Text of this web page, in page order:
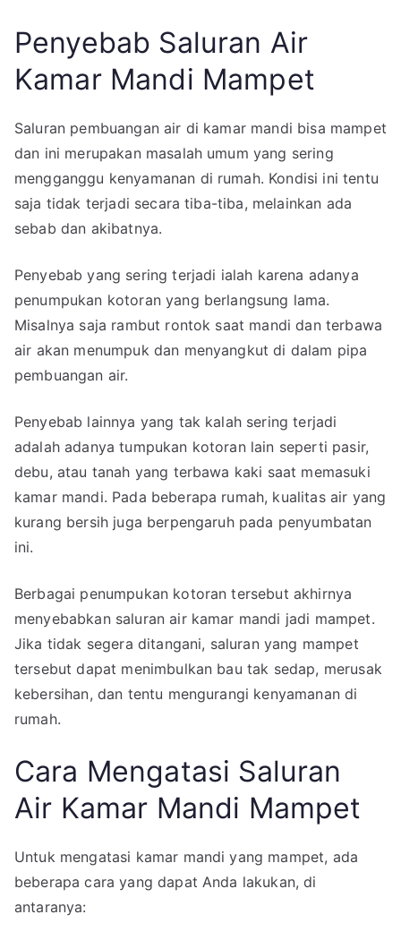
Penyebab Saluran Air
Kamar Mandi Mampet
Saluran pembuangan air di kamar mandi bisa mampet
dan ini merupakan masalah umum yang sering
mengganggu kenyamanan di rumah. Kondisi ini tentu
saja tidak terjadi secara tiba-tiba, melainkan ada
sebab dan akibatnya.
Penyebab yang sering terjadi ialah karena adanya
penumpukan kotoran yang berlangsung lama.
Misalnya saja rambut rontok saat mandi dan terbawa
air akan menumpuk dan menyangkut di dalam pipa
pembuangan air.
Penyebab lainnya yang tak kalah sering terjadi
adalah adanya tumpukan kotoran lain seperti pasir,
debu, atau tanah yang terbawa kaki saat memasuki
kamar mandi. Pada beberapa rumah, kualitas air yang
kurang bersih juga berpengaruh pada penyumbatan
ini.
Berbagai penumpukan kotoran tersebut akhirnya
menyebabkan saluran air kamar mandi jadi mampet.
Jika tidak segera ditangani, saluran yang mampet
tersebut dapat menimbulkan bau tak sedap, merusak
kebersihan, dan tentu mengurangi kenyamanan di
rumah.
Cara Mengatasi Saluran
Air Kamar Mandi Mampet
Untuk mengatasi kamar mandi yang mampet, ada
beberapa cara yang dapat Anda lakukan, di
antaranya: